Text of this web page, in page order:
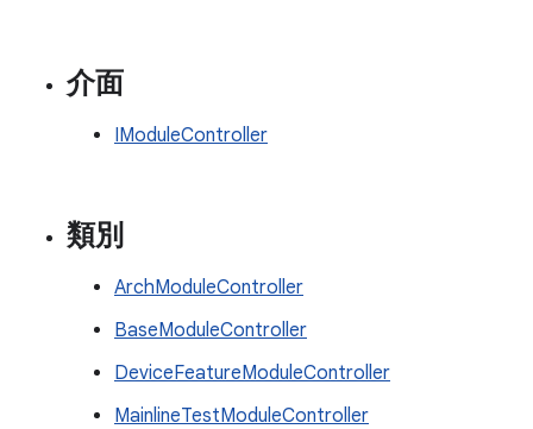
介面
IModuleController
類別
ArchModuleController
BaseModuleController
DeviceFeatureModuleController
MainlineTestModuleController